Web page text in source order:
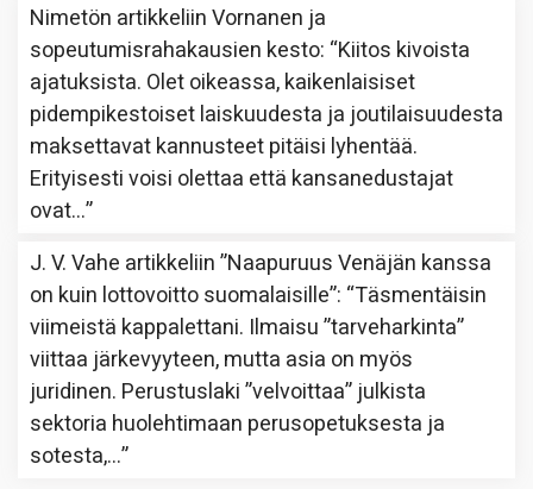
Nimetön artikkeliinVornanen ja
sopeutumisrahakausien kesto: “Kiitos kivoista
ajatuksista. Olet oikeassa, kaikenlaisiset
pidempikestoiset laiskuudesta ja joutilaisuudesta
maksettavat kannusteet pitäisi lyhentää.
Erityisesti voisi olettaa että kansanedustajat
ovat…”
J. V. Vahe artikkeliin”Naapuruus Venäjän kanssa
on kuin lottovoitto suomalaisille”: “Täsmentäisin
viimeistä kappalettani. Ilmaisu ”tarveharkinta”
viittaa järkevyyteen, mutta asia on myös
juridinen. Perustuslaki ”velvoittaa” julkista
sektoria huolehtimaan perusopetuksesta ja
sotesta,…”